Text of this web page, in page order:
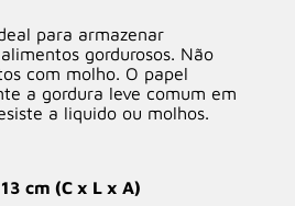
para armazenar
gordurosos. Não
com molho. O papel
a gordura leve comum em
a liquido ou molhos.
cm (C x L x A)